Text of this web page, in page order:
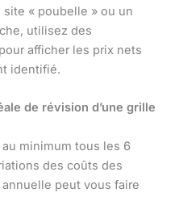
« poubelle » ou un
utilisez des
afficher les prix nets
identifié.
de révision d’une grille
minimum tous les 6
des coûts des
peut vous faire